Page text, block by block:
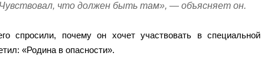
Чувствовал, что должен быть там», — объясняет он.
спросили, почему он хочет участвовать в специальной
«Родина в опасности».